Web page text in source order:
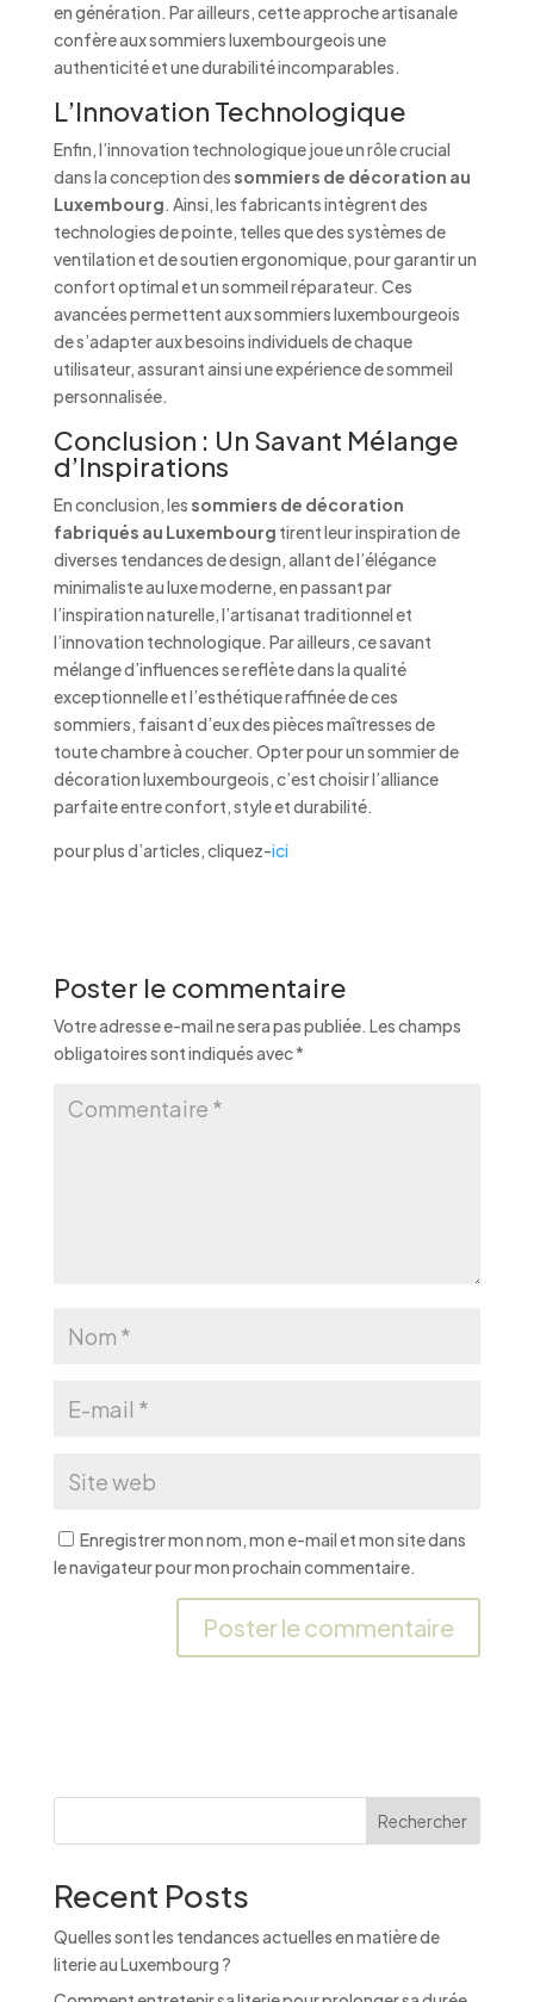
en génération. Par ailleurs, cette approche artisanale
confère aux sommiers luxembourgeois une
authenticité et une durabilité incomparables.
L’Innovation Technologique
Enfin, l’innovation technologique joue un rôle crucial
dans la conception des sommiers de décoration au
Luxembourg. Ainsi, les fabricants intègrent des
technologies de pointe, telles que des systèmes de
ventilation et de soutien ergonomique, pour garantir un
confort optimal et un sommeil réparateur. Ces
avancées permettent aux sommiers luxembourgeois
de s’adapter aux besoins individuels de chaque
utilisateur, assurant ainsi une expérience de sommeil
personnalisée.
Conclusion : Un Savant Mélange
d’Inspirations
En conclusion, les sommiers de décoration
fabriqués au Luxembourg tirent leur inspiration de
diverses tendances de design, allant de l’élégance
minimaliste au luxe moderne, en passant par
l’inspiration naturelle, l’artisanat traditionnel et
l’innovation technologique. Par ailleurs, ce savant
mélange d’influences se reflète dans la qualité
exceptionnelle et l’esthétique raffinée de ces
sommiers, faisant d’eux des pièces maîtresses de
toute chambre à coucher. Opter pour un sommier de
décoration luxembourgeois, c’est choisir l’alliance
parfaite entre confort, style et durabilité.
pour plus d’articles, cliquez-ici
Poster le commentaire
Votre adresse e-mail ne sera pas publiée. Les champs
obligatoires sont indiqués avec*
Enregistrer mon nom, mon e-mail et mon site dans
le navigateur pour mon prochain commentaire.
i
e
:
Rechercher
Recent Posts
Quelles sont les tendances actuelles en matière de
literie au Luxembourg ?